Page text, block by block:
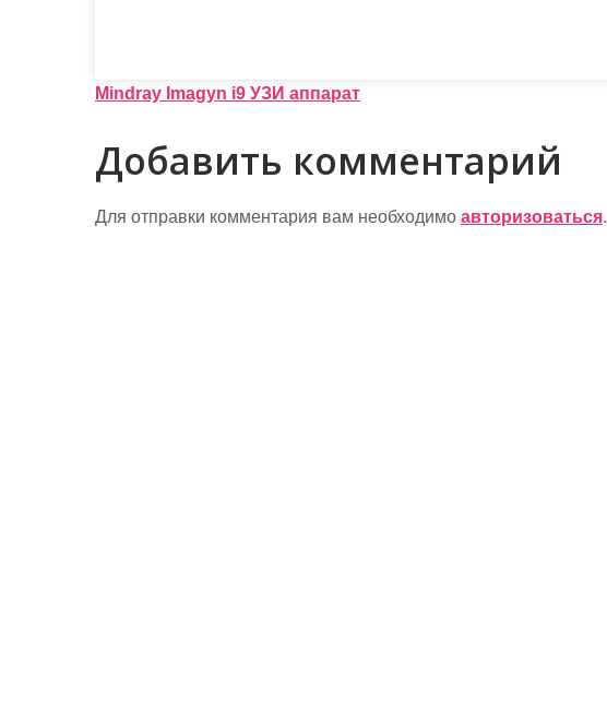
Н
а
в
и
Mindray Imagyn i9 УЗИ аппарат
Добавить комментарий
Для отправки комментария вам необходимо авторизоваться.